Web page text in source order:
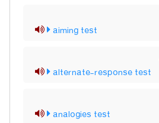
aiming test
alternate-response test
analogies test